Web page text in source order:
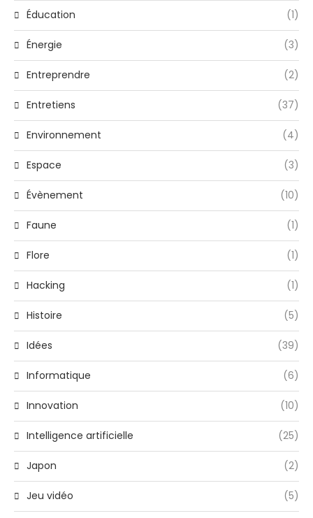
Éducation (1)
Énergie (3)
Entreprendre (2)
Entretiens (37)
Environnement (4)
Espace (3)
Évènement (10)
Faune (1)
Flore (1)
Hacking (1)
Histoire (5)
Idées (39)
Informatique (6)
Innovation (10)
Intelligence artificielle (25)
Japon (2)
Jeu vidéo (5)